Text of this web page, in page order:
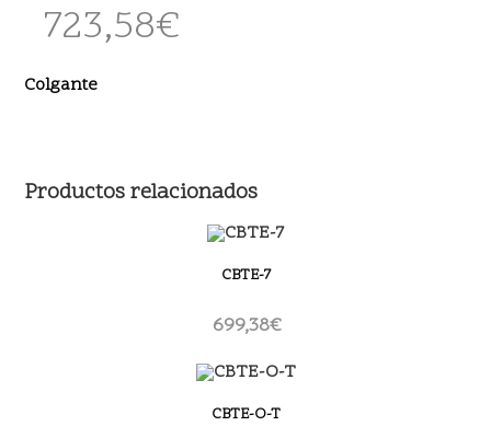
723,58€
Colgante
Productos relacionados
CBTE-7
699,38€
CBTE-O-T